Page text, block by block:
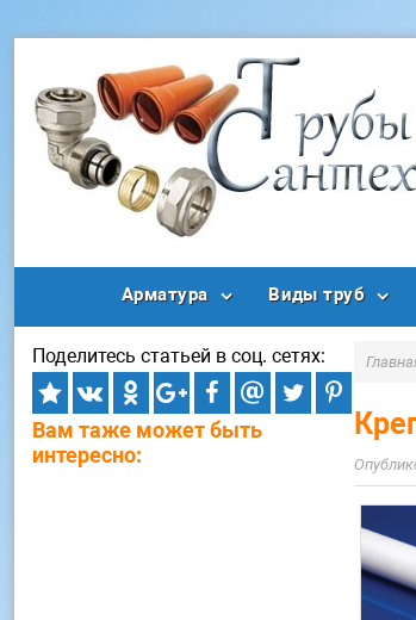
Арматура Виды труб
Поделитесь статьей в соц. сетях:
Вам таже может быть
интересно: